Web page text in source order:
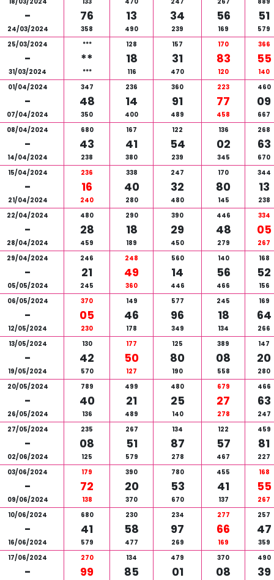
-
24/03/2024
76
358
13
490
34
239
56
169
51
579
25/03/2024
-
31/03/2024
***
**
***
128
18
116
157
31
470
170
83
120
366
55
140
01/04/2024
-
07/04/2024
347
48
350
236
14
400
360
91
489
223
77
458
460
09
667
08/04/2024
-
14/04/2024
680
43
238
167
41
380
122
54
239
136
02
345
268
63
670
15/04/2024
-
21/04/2024
236
16
240
338
40
280
247
32
480
170
80
145
344
13
238
22/04/2024
-
28/04/2024
480
28
459
290
18
189
390
29
450
446
48
279
334
05
267
29/04/2024
-
05/05/2024
246
21
245
248
49
360
560
14
446
140
56
466
168
52
156
06/05/2024
-
12/05/2024
370
05
230
149
46
178
577
96
349
245
18
134
169
64
266
13/05/2024
-
19/05/2024
130
42
570
177
50
127
125
80
190
389
08
558
147
20
280
20/05/2024
-
26/05/2024
789
40
136
499
21
489
480
25
140
679
27
278
466
63
247
27/05/2024
-
02/06/2024
235
08
125
267
51
579
134
87
278
122
57
467
459
81
227
03/06/2024
-
09/06/2024
179
72
138
390
20
370
780
53
670
455
41
137
168
55
267
10/06/2024
-
16/06/2024
680
41
579
230
58
477
234
97
269
277
66
169
257
47
359
17/06/2024
-
270
99
134
85
479
01
370
08
490
39